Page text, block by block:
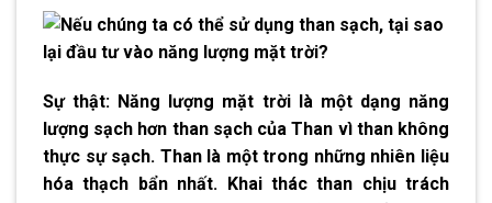
Sự thật: Năng lượng mặt trời là một dạng năng
lượng sạch hơn than sạch của Than vì than không
thực sự sạch. Than là một trong những nhiên liệu
hóa thạch bẩn nhất. Khai thác than chịu trách